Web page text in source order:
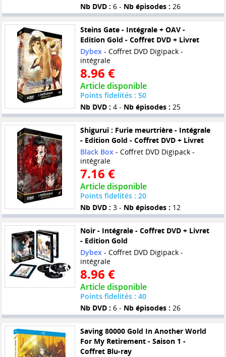
Nb DVD : 6 - Nb épisodes : 26
Steins Gate - Intégrale + OAV -
Edition Gold - Coffret DVD + Livret
Dybex - Coffret DVD Digipack -
intégrale
8.96 €
Article disponible
Points fidelités : 50
Nb DVD : 4 - Nb épisodes : 25
Shigurui : Furie meurtrière - Intégrale
- Edition Gold - Coffret DVD + Livret
Black Box - Coffret DVD Digipack -
intégrale
7.16 €
Article disponible
Points fidelités : 20
Nb DVD : 3 - Nb épisodes : 12
Noir - Intégrale - Coffret DVD + Livret
- Edition Gold
Dybex - Coffret DVD Digipack -
intégrale
8.96 €
Article disponible
Points fidelités : 40
Nb DVD : 6 - Nb épisodes : 26
Saving 80000 Gold In Another World
For My Retirement - Saison 1 -
Coffret Blu-ray